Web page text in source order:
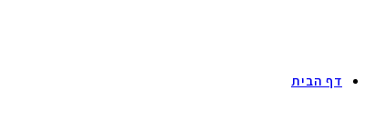
דף הבית